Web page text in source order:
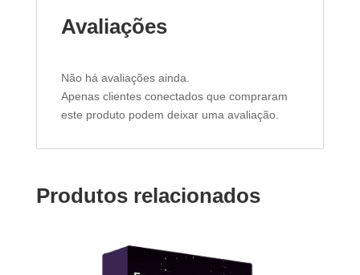
Avaliações
Não há avaliações ainda.
Apenas clientes conectados que compraram
este produto podem deixar uma avaliação.
Produtos relacionados